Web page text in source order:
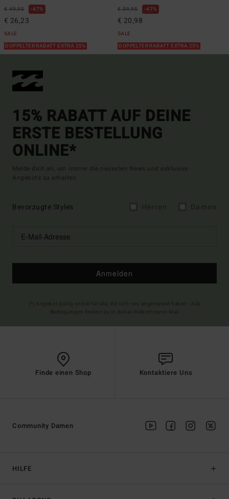
€ 49,95 47%
€ 26,23
SALE
DOPPELTER RABATT EXTRA 25%
€ 39,95 47%
€ 20,98
SALE
DOPPELTER RABATT EXTRA 25%
15% RABATT AUF DEINE
ERSTE BESTELLUNG
ONLINE*
Melde dich an, um immer die neuesten News und exklusive
Angebote zu erhalten.
Bevorzugte Styles
Anmelden
Finde einen Shop Kontaktiere Uns
HILFE
Community Damen